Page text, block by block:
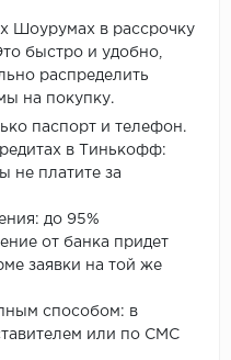
Шоурумах в рассрочку
быстро и удобно,
распределить
на покупку.
паспорт и телефон.
в Тинькофф:
не платите за
до 95%
от банка придет
заявки на той же
способом: в
или по СМС